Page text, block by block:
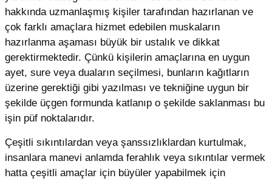
hakkında uzmanlaşmış kişiler tarafından hazırlanan ve
çok farklı amaçlara hizmet edebilen muskaların
hazırlanma aşaması büyük bir ustalık ve dikkat
gerektirmektedir. Çünkü kişilerin amaçlarına en uygun
ayet, sure veya duaların seçilmesi, bunların kağıtların
üzerine gerektiği gibi yazılması ve tekniğine uygun bir
şekilde üçgen formunda katlanıp o şekilde saklanması bu
işin püf noktalarıdır.
Çeşitli sıkıntılardan veya şanssızlıklardan kurtulmak,
insanlara manevi anlamda ferahlık veya sıkıntılar vermek
hatta çeşitli amaçlar için büyüler yapabilmek için